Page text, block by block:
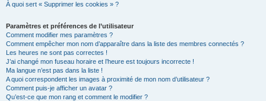
À quoi sert « Supprimer les cookies » ?
Paramètres et préférences de l’utilisateur
Comment modifier mes paramètres ?
Comment empêcher mon nom d’apparaître dans la liste des membres connectés ?
Les heures ne sont pas correctes !
J’ai changé mon fuseau horaire et l’heure est toujours incorrecte !
Ma langue n’est pas dans la liste !
A quoi correspondent les images à proximité de mon nom d’utilisateur ?
Comment puis-je afficher un avatar ?
Qu’est-ce que mon rang et comment le modifier ?